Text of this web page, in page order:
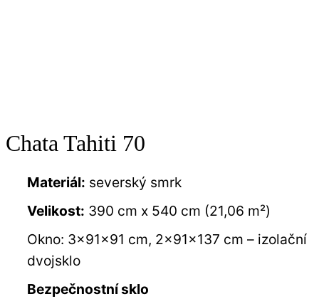
Chata Tahiti 70
Materiál: severský smrk
Velikost: 390 cm x 540 cm (21,06 m²)
Okno: 3x91x91 cm, 2x91x137 cm – izolační
dvojsklo
Bezpečnostní sklo